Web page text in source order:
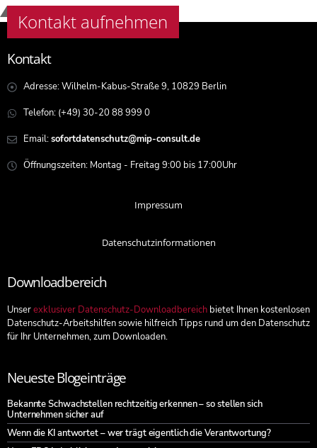
Kontakt aufnehmen
Kontakt
Adresse: Wilhelm-Kabus-Straße 9, 10829 Berlin
Telefon: (+49) 30-20 88 999 0
Email:sofortdatenschutz@mip-consult.de
Öffnungszeiten: Montag - Freitag 9:00 bis 17:00Uhr
Impressum
Datenschutzinformationen
Downloadbereich
Unserexklusiver Datenschutz-Downloadbereich bietet Ihnen kostenlosen
Datenschutz-Arbeitshilfen sowie hilfreich Tipps rund um den Datenschutz
für Ihr Unternehmen, zum Downloaden.
Neueste Blogeinträge
Bekannte Schwachstellen rechtzeitig erkennen – so stellen sich
Unternehmen sicher auf
Wenn die KI antwortet – wer trägt eigentlich die Verantwortung?